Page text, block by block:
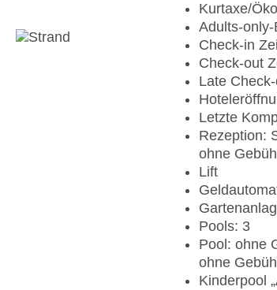
Kurtaxe/
Adults-
Check-in
Check-out
Late
Letzte
Rezeption:
ohne
Lift
Pools: 3
Pool: ohne
ohne
Kinderpool